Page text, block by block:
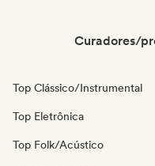
Curadores/
Top Clássico/Instrumental
Top Eletrônica
Top Folk/Acústico